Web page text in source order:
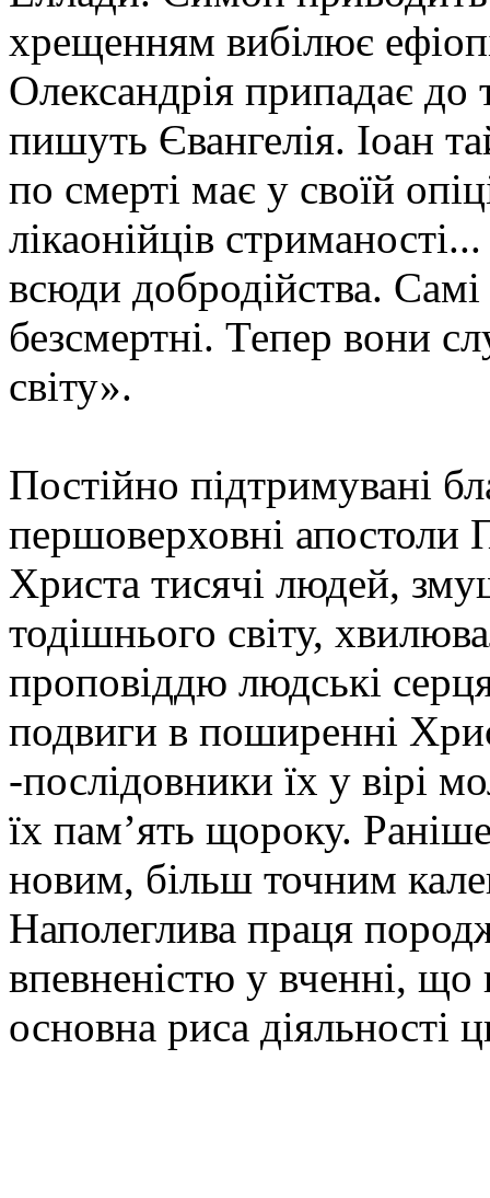
хрещенням вибілює
Олександрія припадає
пишуть Євангелія. Іоан
по смерті має у своїй
лікаонійців
всюди добродійства.
безсмертні. Тепер вони
світу».
Постійно підтримувані
першоверховні апостоли
Христа тисячі людей,
тодішнього світу,
проповіддю людські
подвиги в поширенні
-послідовники їх у вірі
їх пам’ять щороку.
новим, більш точним
Наполеглива праця
впевненістю у вченні,
основна риса діяльності